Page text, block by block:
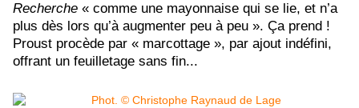
Recherche « comme une mayonnaise qui se lie, et n’a
plus dès lors qu’à augmenter peu à peu ». Ça prend !
Proust procède par « marcottage », par ajout indéfini,
offrant un feuilletage sans fin...